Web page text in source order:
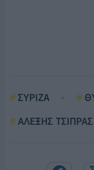
ΣΥΡΙΖΑ
ΑΛΕΞΗΣ ΤΣΙΠΡΑΣ